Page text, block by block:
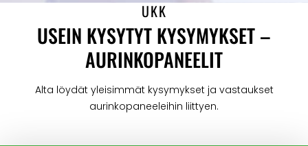
UKK
USEIN KYSYTYT KYSYMYKSET –
AURINKOPANEELIT
Alta löydät yleisimmät kysymykset ja vastaukset
aurinkopaneeleihin liittyen.